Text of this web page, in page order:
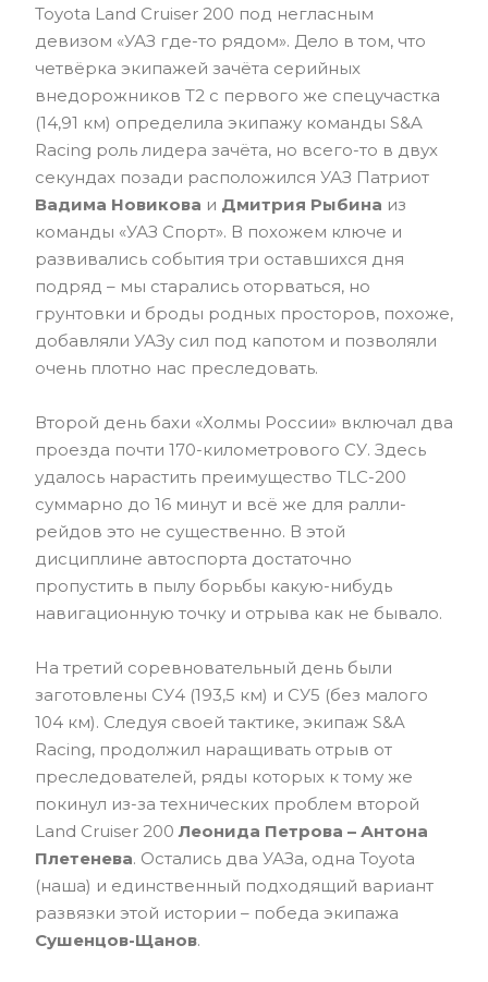
Toyota Land Cruiser 200 под негласным
девизом «УАЗ где-то рядом». Дело в том, что
четвёрка экипажей зачёта серийных
внедорожников Т2 с первого же спецучастка
(14,91 км) определила экипажу команды S&A
Racing роль лидера зачёта, но всего-то в двух
секундах позади расположился УАЗ Патриот
Вадима Новикова и Дмитрия Рыбина из
команды «УАЗ Спорт». В похожем ключе и
развивались события три оставшихся дня
подряд – мы старались оторваться, но
грунтовки и броды родных просторов, похоже,
добавляли УАЗу сил под капотом и позволяли
очень плотно нас преследовать.
Второй день бахи «Холмы России» включал два
проезда почти 170-километрового СУ. Здесь
удалось нарастить преимущество TLC-200
суммарно до 16 минут и всё же для ралли-
рейдов это не существенно. В этой
дисциплине автоспорта достаточно
пропустить в пылу борьбы какую-нибудь
навигационную точку и отрыва как не бывало.
На третий соревновательный день были
заготовлены СУ4 (193,5 км) и СУ5 (без малого
104 км). Следуя своей тактике, экипаж S&A
Racing, продолжил наращивать отрыв от
преследователей, ряды которых к тому же
покинул из-за технических проблем второй
Land Cruiser 200Леонида Петрова – Антона
Плетенева. Остались два УАЗа, одна Toyota
(наша) и единственный подходящий вариант
развязки этой истории – победа экипажа
Сушенцов-Щанов.